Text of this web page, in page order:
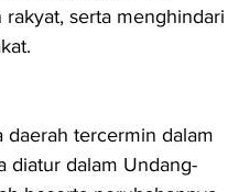
serta menghindari
daerah tercermin dalam
diatur dalam Undang-